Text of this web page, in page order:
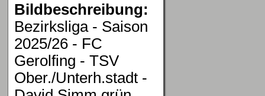
Bildbeschreibung:
Bezirksliga - Saison
2025/26 - FC
Gerolfing - TSV
Ober./Unterh.stadt -